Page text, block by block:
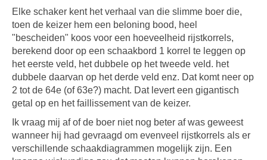
Elke schaker kent het verhaal van die slimme boer die,
toen de keizer hem een beloning bood, heel
"bescheiden" koos voor een hoeveelheid rijstkorrels,
berekend door op een schaakbord 1 korrel te leggen op
het eerste veld, het dubbele op het tweede veld. het
dubbele daarvan op het derde veld enz. Dat komt neer op
2 tot de 64e (of 63e?) macht. Dat levert een gigantisch
getal op en het faillissement van de keizer.
Ik vraag mij af of de boer niet nog beter af was geweest
wanneer hij had gevraagd om evenveel rijstkorrels als er
verschillende schaakdiagrammen mogelijk zijn. Een